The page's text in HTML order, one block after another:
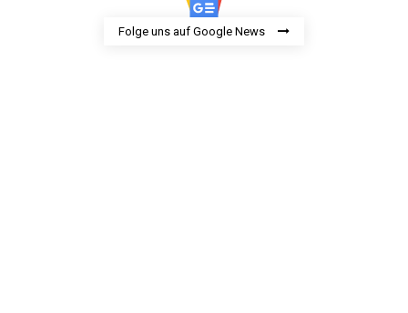
Folge uns auf Google News